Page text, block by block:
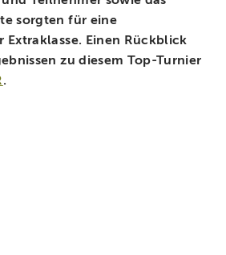
sorgten für eine
Extraklasse. Einen Rückblick
zu diesem Top-Turnier
.